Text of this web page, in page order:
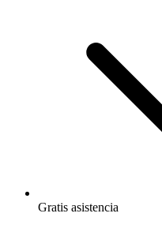
Gratis asistencia